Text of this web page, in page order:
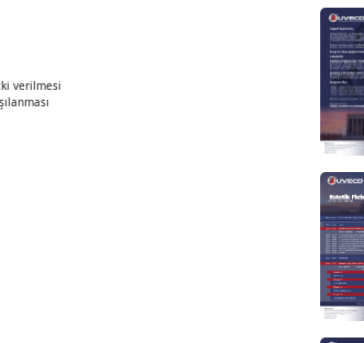
verilmesi